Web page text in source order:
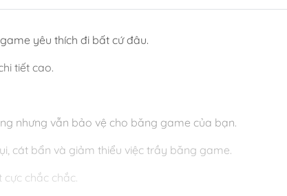
yêu thích đi bất cứ đâu.
tiết cao.
nhưng vẫn bảo vệ cho băng game của bạn.
cát bẩn và giảm thiểu việc trầy băng game.
chắc chắc.